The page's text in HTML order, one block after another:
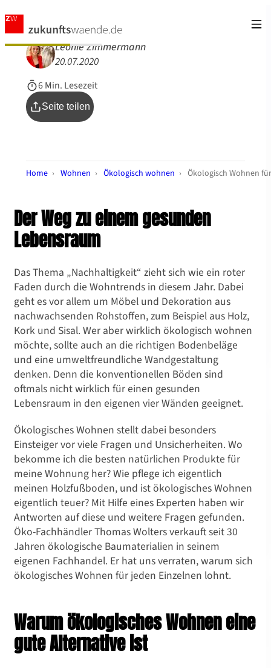
Leonie Zimmermann
20.07.2020
6 Min. Lesezeit
Seite teilen
Home › Wohnen › Ökologisch wohnen › Ökologisch Wohnen
Der Weg zu einem gesunden
Lebensraum
Das Thema „Nachhaltigkeit“ zieht sich wie ein roter
Faden durch die Wohntrends in diesem Jahr. Dabei
geht es vor allem um Möbel und Dekoration aus
nachwachsenden Rohstoffen, zum Beispiel aus Holz,
Kork und Sisal. Wer aber wirklich ökologisch wohnen
möchte, sollte auch an die richtigen Bodenbeläge
und eine umweltfreundliche Wandgestaltung
denken. Denn die konventionellen Böden sind
oftmals nicht wirklich für einen gesunden
Lebensraum in den eigenen vier Wänden geeignet.
Ökologisches Wohnen stellt dabei besonders
Einsteiger vor viele Fragen und Unsicherheiten. Wo
bekomme ich die besten natürlichen Produkte für
meine Wohnung her? Wie pflege ich eigentlich
meinen Holzfußboden, und ist ökologisches Wohnen
eigentlich teuer? Mit Hilfe eines Experten haben wir
Antworten auf diese und weitere Fragen gefunden.
Öko-Fachhändler Thomas Wolters verkauft seit 30
Jahren ökologische Baumaterialien in seinem
eigenen Fachhandel. Er hat uns verraten, warum sich
ökologisches Wohnen für jeden Einzelnen lohnt.
Warum ökologisches Wohnen eine
gute Alternative ist